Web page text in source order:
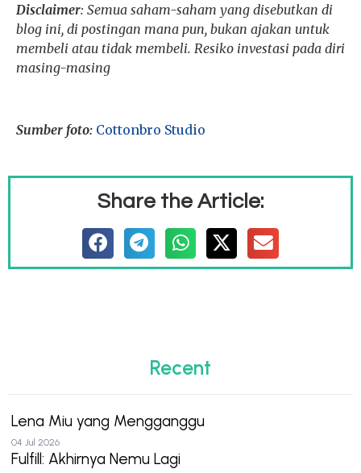
Disclaimer: Semua saham-saham yang disebutkan di
blog ini, di postingan mana pun, bukan ajakan untuk
membeli atau tidak membeli. Resiko investasi pada diri
masing-masing
Sumber foto: Cottonbro Studio
Share the Article:
Recent
Lena Miu yang Mengganggu
04 Jul 2026
Fulfill: Akhirnya Nemu Lagi